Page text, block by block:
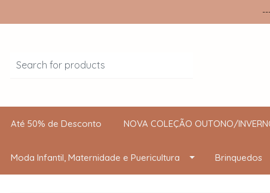
Até 50% de Desconto NOVA COLEÇÃO OUTONO/
Moda Infantil, Maternidade e Puericultura Brinquedos